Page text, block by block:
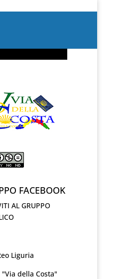
FACEBOOK
AL GRUPPO
della Costa"